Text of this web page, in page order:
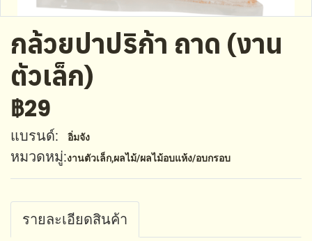
กล้วยปาปริก้า ถาด (งาน
ตัวเล็ก)
฿29
แบรนด์: อิ่มจัง
หมวดหมู่:งานตัวเล็ก,ผลไม้/ผลไม้อบแห้ง/อบกรอบ
รายละเอียดสินค้า